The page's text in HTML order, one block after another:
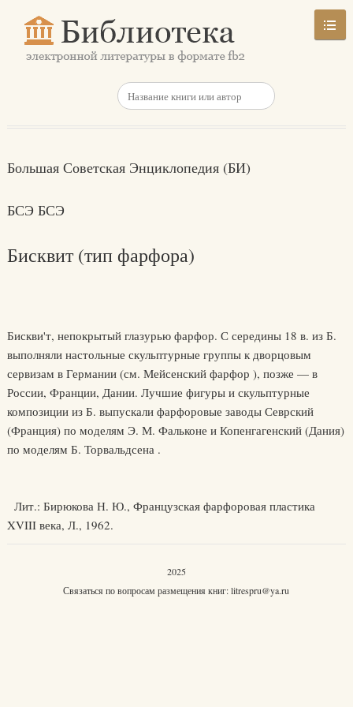
Большая Советская Энциклопедия (БИ)
БСЭ БСЭ
Бисквит (тип фарфора)
Бискви'т, непокрытый глазурью фарфор. С середины 18 в. из Б.
выполняли настольные скульптурные группы к дворцовым
сервизам в Германии (см. Мейсенский фарфор ), позже — в
России, Франции, Дании. Лучшие фигуры и скульптурные
композиции из Б. выпускали фарфоровые заводы Севрский
(Франция) по моделям Э. М. Фальконе и Копенгагенский (Дания)
по моделям Б. Торвальдсена .
Лит.: Бирюкова Н. Ю., Французская фарфоровая пластика
XVIII века, Л., 1962.
2025
Связаться по вопросам размещения книг:litrespru@ya.ru